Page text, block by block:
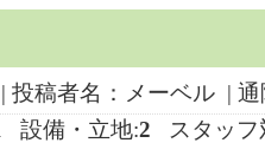
| 投稿者名：メーベル |
設備・立地:2 スタッフ